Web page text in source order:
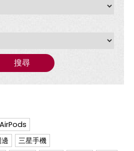
搜尋
三星手機